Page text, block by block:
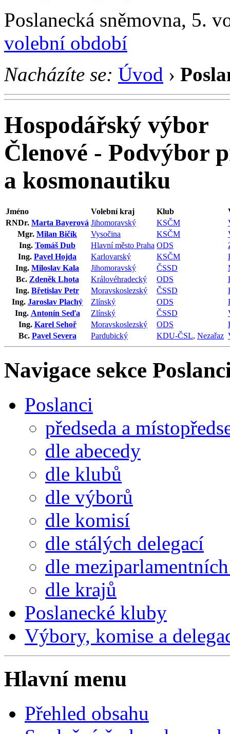
Poslanecká sněmovna, 5.
volební období
Nacházíte se: Úvod ›
Hospodářský výbor
Členové - Podvýbor
a kosmonautiku
Jméno Volební kraj Klub
RNDr. Marta Bayerová Jihomoravský KSČM
Mgr. Milan Bičík Vysočina KSČM
Ing. Tomáš Dub Hlavní město Praha ODS
Ing. Pavel Hojda Karlovarský KSČM
Ing. Miloslav Kala Jihomoravský ČSSD
Bc. Zdeněk Lhota Královéhradecký ODS
Ing. Břetislav Petr Moravskoslezský ČSSD
Ing. Jaroslav Plachý Zlínský ODS
Ing. Antonín Seďa Zlínský ČSSD
Ing. Karel Sehoř Moravskoslezský ODS
Bc. Pavel Severa Pardubický KDU-ČSL, Nezařaz
Navigace sekce
Poslanci
předseda a
dle abecedy
dle klubů
dle výborů
dle komisí
dle stálých delegací
dle
dle krajů
Poslanecké kluby
Výbory, komise a
Hlavní menu
Přehled obsahu